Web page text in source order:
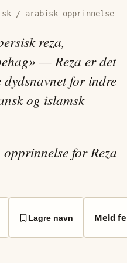
/ arabisk opprinnelse
reza,
— Reza er det
dydsnavnet for indre
og islamsk
for Reza
Lagre navn Meld